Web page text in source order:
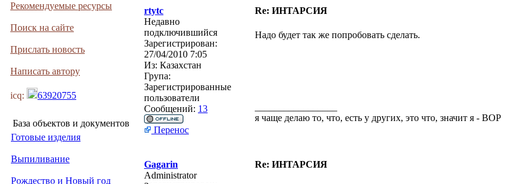
Рекомендуемые ресурсы
Поиск на сайте
Прислать новость
Написать автору
icq: 63920755
База объектов и документов
Готовые изделия
Выпиливание
Рождество и Новый год
rtytc Re: ИНТАРСИЯ
Недавно
подключившийся
Зарегистрирован:
27/04/2010 7:05
Из: Казахстан
Група:
Зарегистрированные
пользователи
Сообщений: 13
Надо будет так же попробовать сделать.
я чаще делаю то, что, есть у других, это что, значит я - ВОР
Перенос
Gagarin Re: ИНТАРСИЯ
Administrator